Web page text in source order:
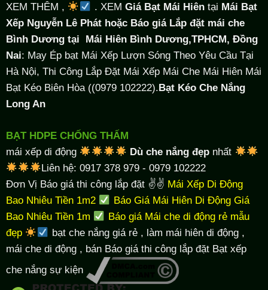
XEM THÊM ,
. XEM Giá Bạt Mái Hiêntại Mái Bạt
Xếp Nguyễn Lê Phát hoặc Báo giá Lắp đặt mái che
Bình Dương tại Mái Hiên Bình Dương,TPHCM, Đồng
Nai: May Ép bạt Mái Xếp Lượn Sóng Theo Yêu Cầu Tại
Hà Nội, Thi Công Lắp Đặt Mái Xếp Mái Che Mái Hiên Mái
Bạt Kéo Biên Hòa ((0979 102222).Bạt Kéo Che Nắng
Long An
BẠT HDPE CHỐNG THẤM
mái xếp di động Dù che nắng đẹp nhất
Liên hệ: 0917 378 979 - 0979 102222
Đơn Vị Báo giá thi công lắp đặt ✌✌ Mái Xếp Di Động
Bao Nhiêu Tiền 1m2
Báo Giá Mái Hiên Di Động Giá
Bao Nhiêu Tiền 1m
Báo giá Mái che di động rẻ mẫu
đẹp
bạt che nắng giá rẻ, làm mái hiên di động,
mái che di động , bán Báo giá thi công lắp đặt Bạt xếp
che nắng sự kiện